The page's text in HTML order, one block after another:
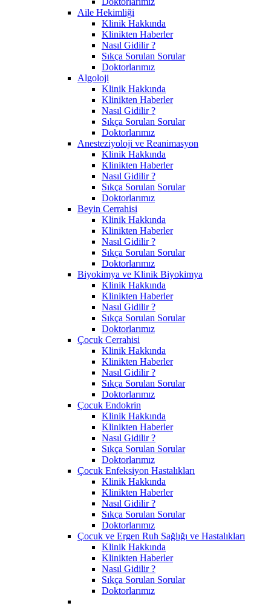
Aile Hekimliği
Klinik Hakkında
Klinikten Haberler
Nasıl Gidilir ?
Sıkça Sorulan Sorular
Doktorlarımız
Algoloji
Klinik Hakkında
Klinikten Haberler
Nasıl Gidilir ?
Sıkça Sorulan Sorular
Doktorlarımız
Anesteziyoloji ve Reanimasyon
Klinik Hakkında
Klinikten Haberler
Nasıl Gidilir ?
Sıkça Sorulan Sorular
Doktorlarımız
Beyin Cerrahisi
Klinik Hakkında
Klinikten Haberler
Nasıl Gidilir ?
Sıkça Sorulan Sorular
Doktorlarımız
Biyokimya ve Klinik Biyokimya
Klinik Hakkında
Klinikten Haberler
Nasıl Gidilir ?
Sıkça Sorulan Sorular
Doktorlarımız
Çocuk Cerrahisi
Klinik Hakkında
Klinikten Haberler
Nasıl Gidilir ?
Sıkça Sorulan Sorular
Doktorlarımız
Çocuk Endokrin
Klinik Hakkında
Klinikten Haberler
Nasıl Gidilir ?
Sıkça Sorulan Sorular
Doktorlarımız
Çocuk Enfeksiyon Hastalıkları
Klinik Hakkında
Klinikten Haberler
Nasıl Gidilir ?
Sıkça Sorulan Sorular
Doktorlarımız
Çocuk ve Ergen Ruh Sağlığı ve Hastalıkları
Klinik Hakkında
Klinikten Haberler
Nasıl Gidilir ?
Sıkça Sorulan Sorular
Doktorlarımız